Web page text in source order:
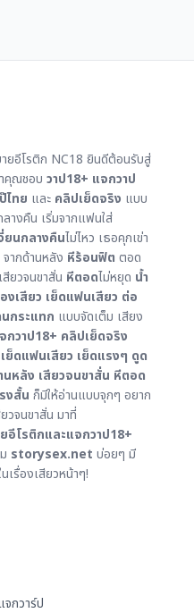
ายอีโรติก NC18 ยินดีต้อนรับสู่
คุณชอบ วาป18+ แจกวาป
ไทย และ คลิปเย็ดจริง แบบ
ลางคืน เริ่มจากแฟนใส่
ยนกลางคืนไม่ไหว เธอคุกเข่า
จากด้านหลัง หีร้อนฟิต ตอด
เสียวจนขาสั่น หีตอดไม่หยุด น้ำ
องเสียว เย็ดแฟนเสียว ต่อ
นกระแทก แบบจัดเต็ม เสียง
กวาป18+ คลิปเย็ดจริง
เย็ดแฟนเสียว เย็ดแรงๆ ดูด
นหลัง เสียวจนขาสั่น หีตอด
งสั้น ก็มีให้อ่านแบบจุกๆ อยาก
วจนขาสั่น มาที่
ยอีโรติกและแจกวาป18+
storysex.net บ่อยๆ มี
เรื่องเสียวหน้าๆ!
จกวาร์ป